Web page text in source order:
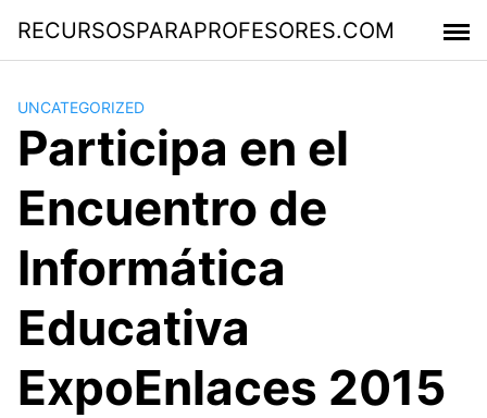
contenido
RECURSOSPARAPROFESORES.COM
UNCATEGORIZED
Participa en el
Encuentro de
Informática
Educativa
ExpoEnlaces 2015